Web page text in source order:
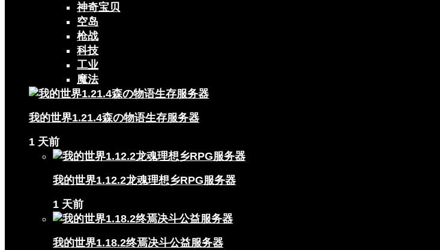
神奇宝贝
空岛
枪战
科技
工业
魔法
我的世界1.21.4森の物语生存服务器
1 天前
我的世界1.12.2龙魂理想乡RPG服务器
1 天前
我的世界1.18.2终焉决斗公益服务器